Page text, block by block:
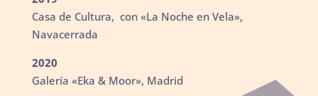
Casa de Cultura, con «La Noche en Vela»,
Navacerrada
2020
Galería «Eka & Moor», Madrid